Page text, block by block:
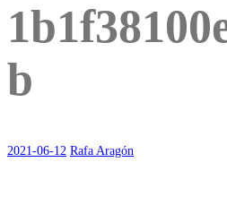
b
2021-06-12 Rafa Aragón